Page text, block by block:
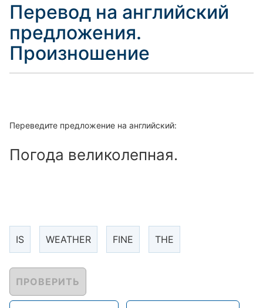
Перевод на английский
предложения.
Произношение
Переведите предложение на английский:
Погода великолепная.
IS WEATHER FINE THE
ПРОВЕРИТЬ